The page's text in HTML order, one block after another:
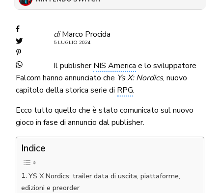
di Marco Procida
5 LUGLIO 2024
Il publisherNIS America e lo sviluppatore
Falcom hanno annunciato che Ys X: Nordics, nuovo
capitolo della storica serie di RPG.
Ecco tutto quello che è stato comunicato sul nuovo
gioco in fase di annuncio dal publisher.
Indice
YS X Nordics: trailer data di uscita, piattaforme,
edizioni e preorder